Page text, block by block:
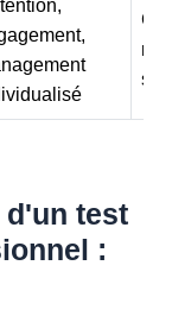
test
: